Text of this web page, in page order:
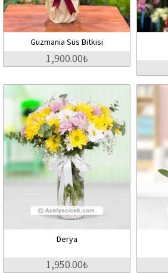
Guzmania Süs Bitkisi
1,900.00₺
Derya
1,950.00₺